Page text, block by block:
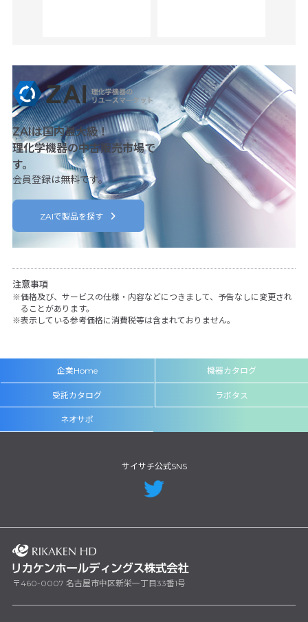
ZAIは国内最大級！
理化学機器の中古販売市場で
す。
会員登録は無料です。
ZAIで製品を探す
注意事項
価格及び、サービスの仕様・内容などにつきまして、予告なしに変更され
ることがあります。
表示している参考価格に消費税等は含まれておりません。
企業Home 機器カタログ
受託カタログ ラボタス
ネオサポ
サイサチ公式SNS
〒460-0007 名古屋市中区新栄一丁目33番1号